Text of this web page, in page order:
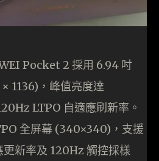
Pocket 2 採用 6.94 吋
1136)，峰值亮度達
LTPO 自適應刷新率。
全屏幕 (340×340)，支援
新率及 120Hz 觸控採樣